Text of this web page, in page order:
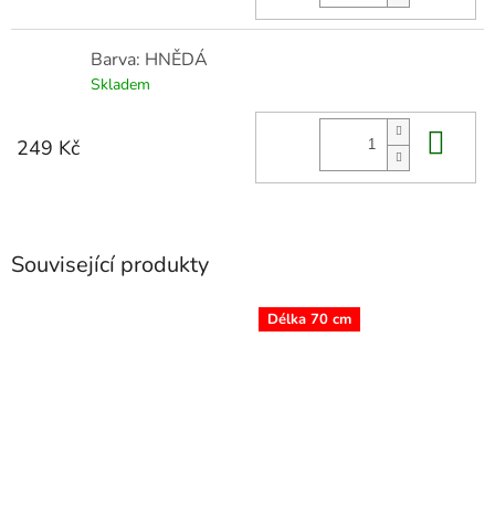
Související produkty
Délka 70 cm
Barva: HNĚDÁ
Skladem
249 Kč